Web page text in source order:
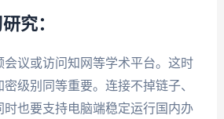
究：
议或访问知网等学术平台。这时
级别同等重要。连接不掉链子、
也要支持电脑端稳定运行国内办